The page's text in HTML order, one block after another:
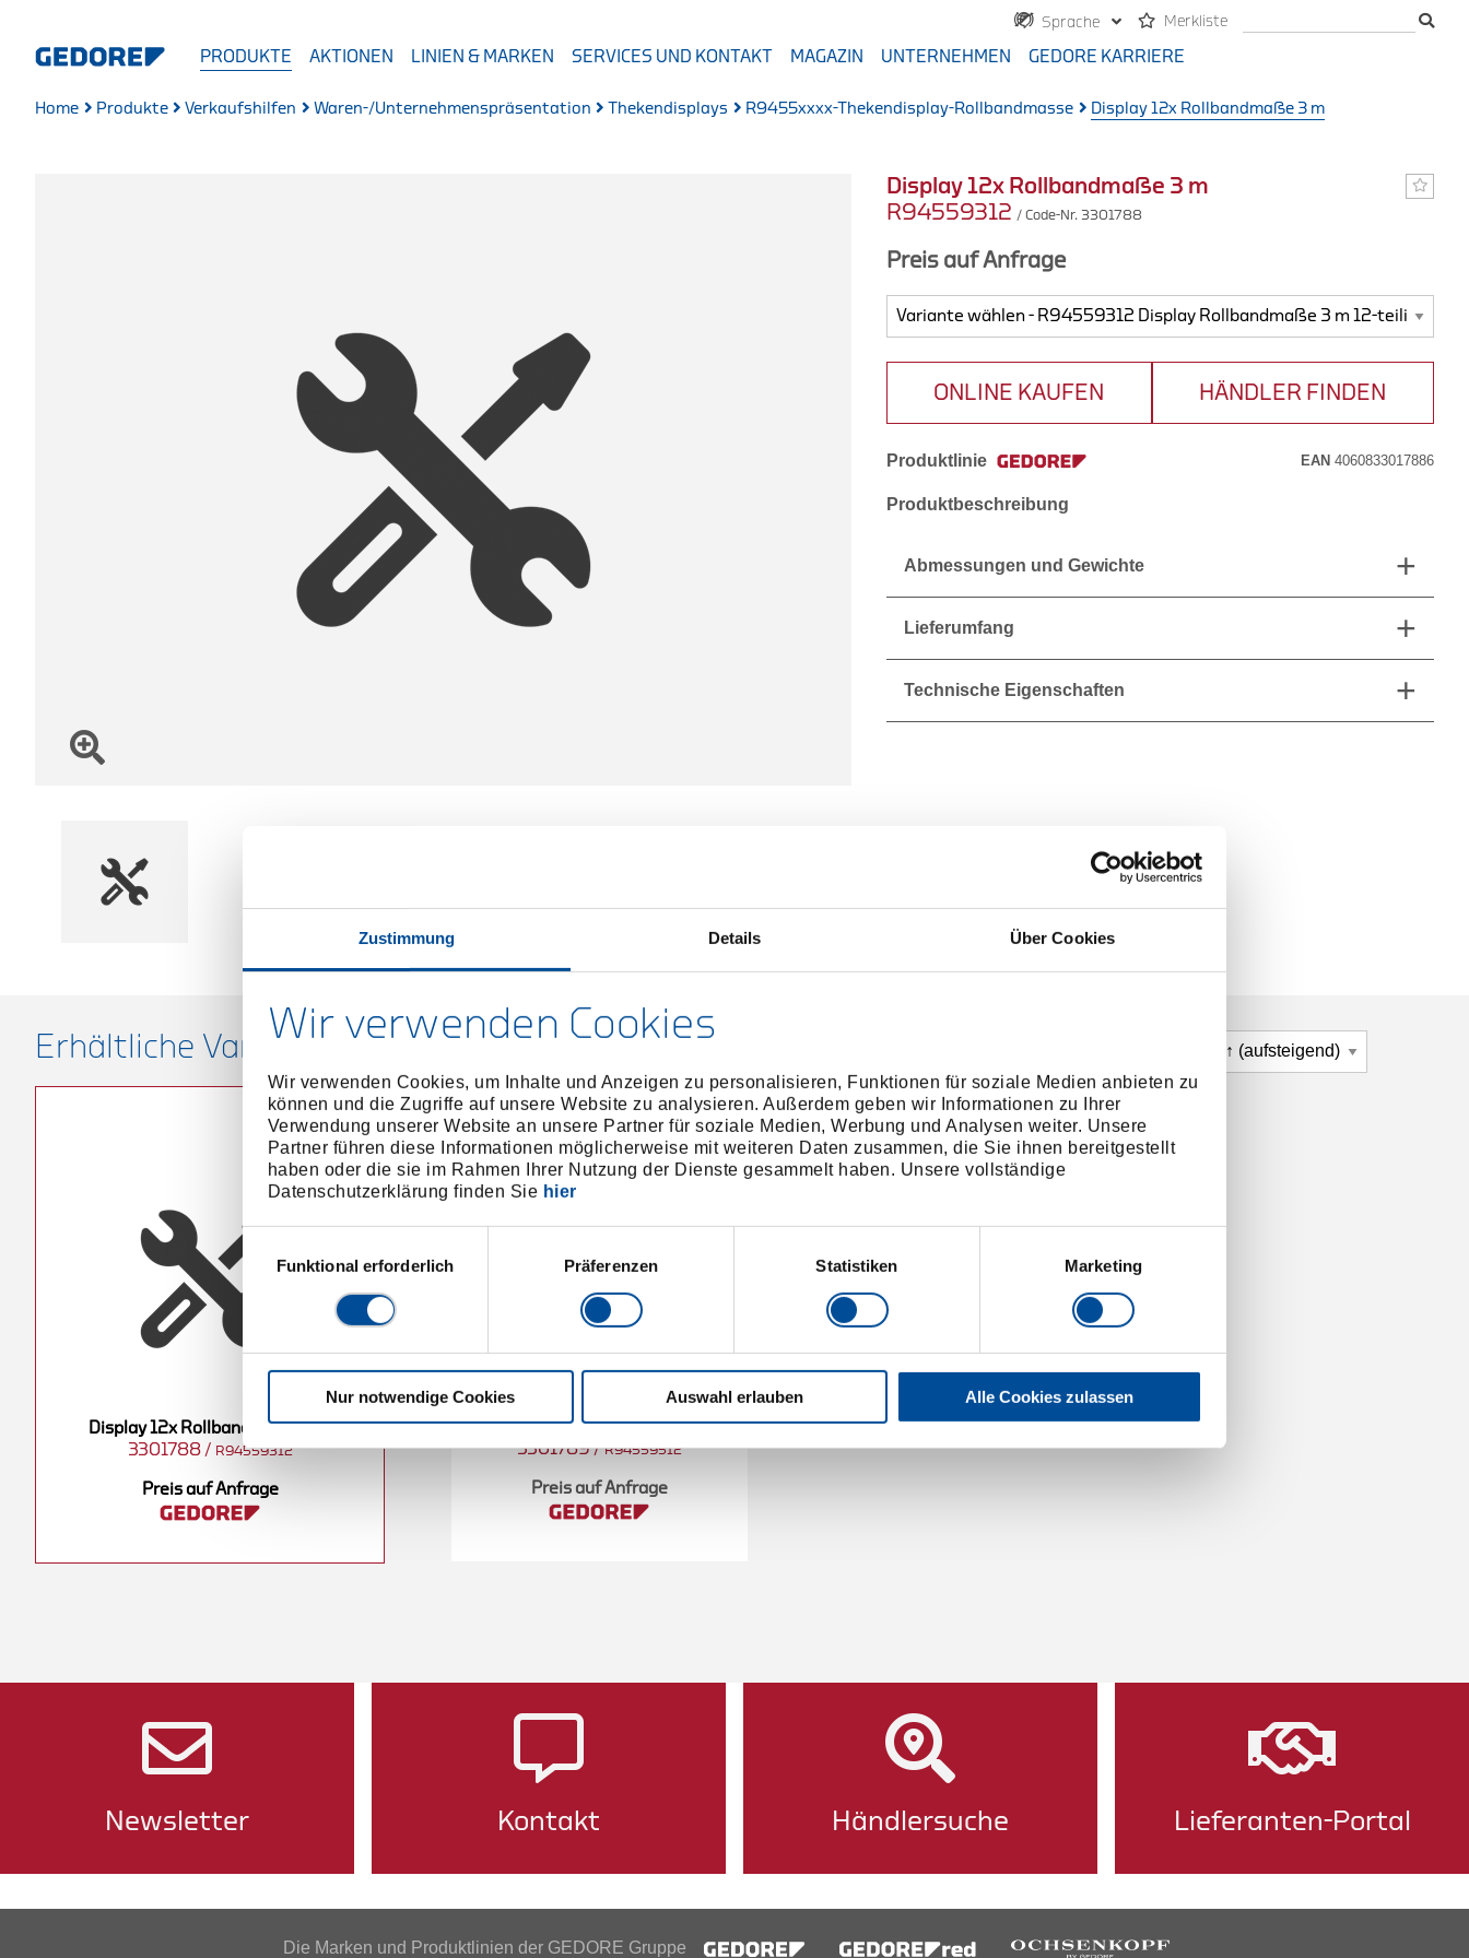
Zustimmung Details Über Cookies
Wir verwenden Cookies
Wir verwenden Cookies, um Inhalte und Anzeigen zu personalisieren, Funktionen für soziale Medien anbieten zu
können und die Zugriffe auf unsere Website zu analysieren. Außerdem geben wir Informationen zu Ihrer
Verwendung unserer Website an unsere Partner für soziale Medien, Werbung und Analysen weiter. Unsere
Partner führen diese Informationen möglicherweise mit weiteren Daten zusammen, die Sie ihnen bereitgestellt
haben oder die sie im Rahmen Ihrer Nutzung der Dienste gesammelt haben. Unsere vollständige
Datenschutzerklärung finden Sie hier
Einwilligungsauswahl
Funktional erforderlich
Präferenzen Statistiken Marketing
Nur notwendige Cookies Auswahl erlauben Alle Cookies zulassen
Sprache Merkliste
PRODUKTE AKTIONEN LINIEN & MARKEN SERVICES UND KONTAKT MAGAZIN UNTERNEHMEN GEDORE KARRIERE
Home Produkte Verkaufshilfen Waren-/Unternehmenspräsentation Thekendisplays R9455xxxx-Thekendisplay-Rollbandmasse Display 12x Rollbandmaße 3 m
Display 12x Rollbandmaße 3 m
R94559312 / Code-Nr. 3301788
Preis auf Anfrage
ONLINE KAUFEN HÄNDLER FINDEN
Produktlinie EAN 4060833017886
Produktbeschreibung
Abmessungen und Gewichte
Lieferumfang
Technische Eigenschaften
Erhältliche Varianten
Display 12x Rollbandmaße 3 m
3301788 / R94559312
Preis auf Anfrage
Display 12x Rollbandmaße 5 m
3301789/ R94559512
Preis auf Anfrage
Newsletter Kontakt Händlersuche Lieferanten-Portal
Die Marken und Produktlinien der GEDORE Gruppe